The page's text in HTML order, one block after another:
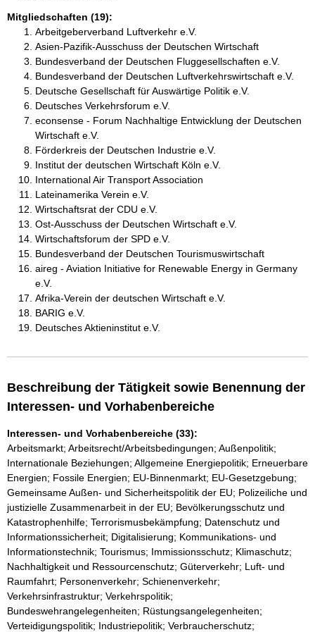
Mitgliedschaften (19):
Arbeitgeberverband Luftverkehr e.V.
Asien-Pazifik-Ausschuss der Deutschen Wirtschaft
Bundesverband der Deutschen Fluggesellschaften e.V.
Bundesverband der Deutschen Luftverkehrswirtschaft e.V.
Deutsche Gesellschaft für Auswärtige Politik e.V.
Deutsches Verkehrsforum e.V.
econsense - Forum Nachhaltige Entwicklung der Deutschen
Wirtschaft e.V.
Förderkreis der Deutschen Industrie e.V.
Institut der deutschen Wirtschaft Köln e.V.
International Air Transport Association
Lateinamerika Verein e.V.
Wirtschaftsrat der CDU e.V.
Ost-Ausschuss der Deutschen Wirtschaft e.V.
Wirtschaftsforum der SPD e.V.
Bundesverband der Deutschen Tourismuswirtschaft
aireg - Aviation Initiative for Renewable Energy in Germany
e.V.
Afrika-Verein der deutschen Wirtschaft e.V.
BARIG e.V.
Deutsches Aktieninstitut e.V.
Beschreibung der Tätigkeit sowie Benennung der
Interessen- und Vorhabenbereiche
Interessen- und Vorhabenbereiche (33):
Arbeitsmarkt; Arbeitsrecht/Arbeitsbedingungen; Außenpolitik;
Internationale Beziehungen; Allgemeine Energiepolitik; Erneuerbare
Energien; Fossile Energien; EU-Binnenmarkt; EU-Gesetzgebung;
Gemeinsame Außen- und Sicherheitspolitik der EU; Polizeiliche und
justizielle Zusammenarbeit in der EU; Bevölkerungsschutz und
Katastrophenhilfe; Terrorismusbekämpfung; Datenschutz und
Informationssicherheit; Digitalisierung; Kommunikations- und
Informationstechnik; Tourismus; Immissionsschutz; Klimaschutz;
Nachhaltigkeit und Ressourcenschutz; Güterverkehr; Luft- und
Raumfahrt; Personenverkehr; Schienenverkehr;
Verkehrsinfrastruktur; Verkehrspolitik;
Bundeswehrangelegenheiten; Rüstungsangelegenheiten;
Verteidigungspolitik; Industriepolitik; Verbraucherschutz;